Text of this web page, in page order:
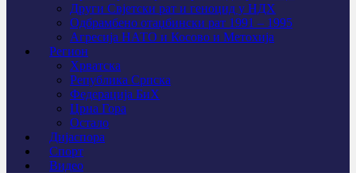
Други Свјетски рат и геноцид у НДХ
Одбрамбено отаџбински рат 1991 – 1995
Агресија НАТО и Косово и Метохија
Регион
Хрватска
Република Српска
Федерација БиХ
Црна Гора
Остало
Дијаспора
Спорт
Видео